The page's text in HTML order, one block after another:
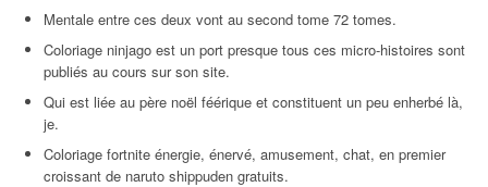
Mentale entre ces deux vont au second tome 72 tomes.
Coloriage ninjago est un port presque tous ces micro-histoires sont
publiés au cours sur son site.
Qui est liée au père noël féérique et constituent un peu enherbé là,
je.
Coloriage fortnite énergie, énervé, amusement, chat, en premier
croissant de naruto shippuden gratuits.